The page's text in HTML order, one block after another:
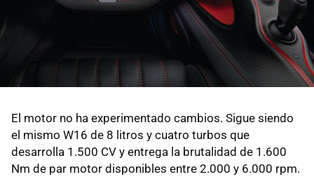
El motor no ha experimentado cambios. Sigue siendo
el mismo W16 de 8 litros y cuatro turbos que
desarrolla 1.500 CV y entrega la brutalidad de 1.600
Nm de par motor disponibles entre 2.000 y 6.000 rpm.